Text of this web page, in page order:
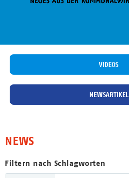
VIDEOS
NEWSARTIKEL
NEWS
Filtern nach Schlagworten